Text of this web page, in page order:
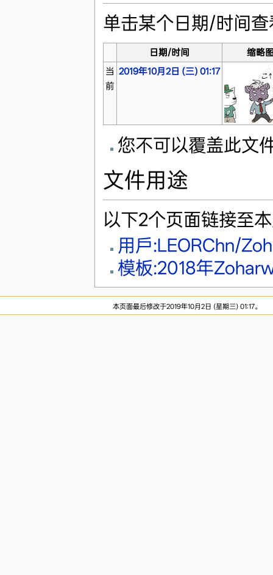
单击某个日期/时间
日期/时间
缩略
当
前
2019年10月2日 (三) 01:17
您不可以覆盖此文
文件用途
以下2个页面链接至
用戶:LEORChn/
模板:2018年
本页面最后修改于2019年10月2日 (星期三) 01:17。